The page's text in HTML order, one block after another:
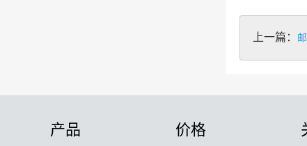
上一篇：
产品 价格